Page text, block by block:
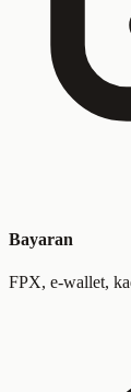
Bayaran
FPX, e-wallet,